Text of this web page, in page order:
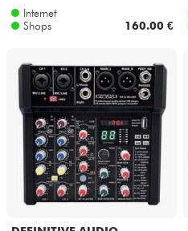
Internet
Shops
160.00 €